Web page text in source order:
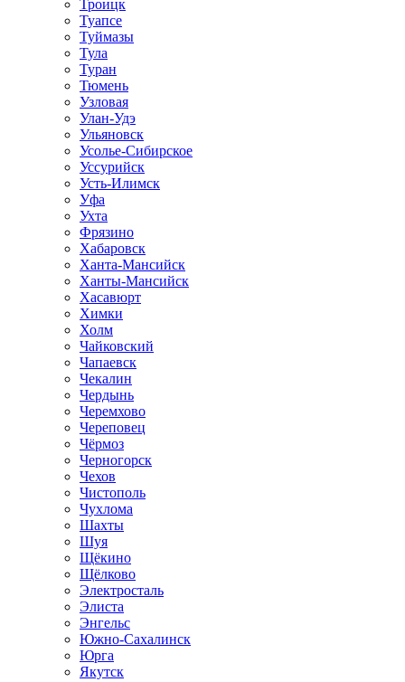
Троицк
Туапсе
Туймазы
Тула
Туран
Тюмень
Узловая
Улан-Удэ
Ульяновск
Усолье-Сибирское
Уссурийск
Усть-Илимск
Уфа
Ухта
Фрязино
Хабаровск
Ханта-Мансийск
Ханты-Мансийск
Хасавюрт
Химки
Холм
Чайковский
Чапаевск
Чекалин
Чердынь
Черемхово
Череповец
Чёрмоз
Черногорск
Чехов
Чистополь
Чухлома
Шахты
Шуя
Щёкино
Щёлково
Электросталь
Элиста
Энгельс
Южно-Сахалинск
Юрга
Якутск